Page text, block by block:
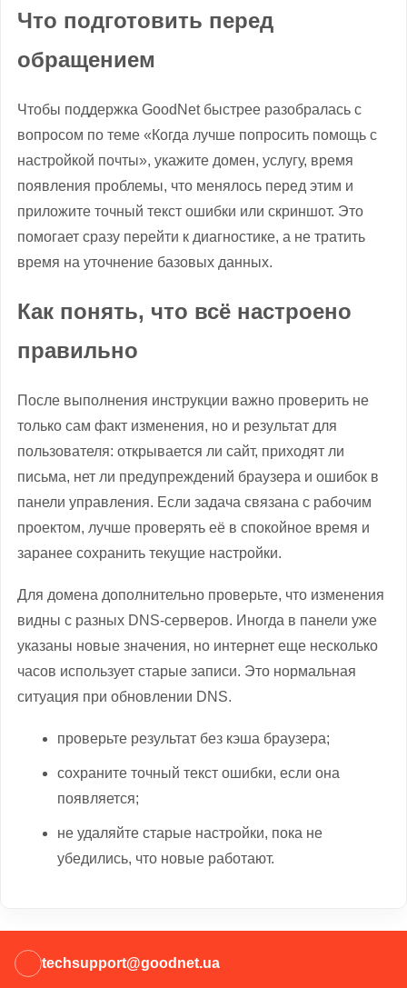
Что подготовить перед
обращением
Чтобы поддержка GoodNet быстрее разобралась с
вопросом по теме «Когда лучше попросить помощь с
настройкой почты», укажите домен, услугу, время
появления проблемы, что менялось перед этим и
приложите точный текст ошибки или скриншот. Это
помогает сразу перейти к диагностике, а не тратить
время на уточнение базовых данных.
Как понять, что всё настроено
правильно
После выполнения инструкции важно проверить не
только сам факт изменения, но и результат для
пользователя: открывается ли сайт, приходят ли
письма, нет ли предупреждений браузера и ошибок в
панели управления. Если задача связана с рабочим
проектом, лучше проверять её в спокойное время и
заранее сохранить текущие настройки.
Для домена дополнительно проверьте, что изменения
видны с разных DNS-серверов. Иногда в панели уже
указаны новые значения, но интернет еще несколько
часов использует старые записи. Это нормальная
ситуация при обновлении DNS.
проверьте результат без кэша браузера;
сохраните точный текст ошибки, если она
появляется;
не удаляйте старые настройки, пока не
убедились, что новые работают.
techsupport@goodnet.ua